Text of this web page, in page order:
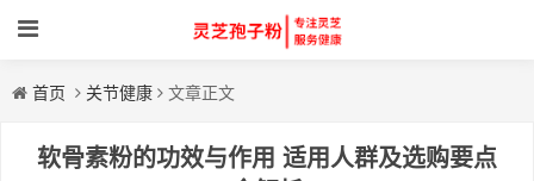
首页 关节健康 文章正文
软骨素粉的功效与作用 适用人群及选购要点